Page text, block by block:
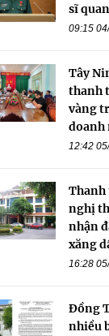
sĩ
09:15
Tây
thanh
vàng
doanh
12:42
Thanh
nghị
nhận
xăng
16:28
Đồng
nhiều